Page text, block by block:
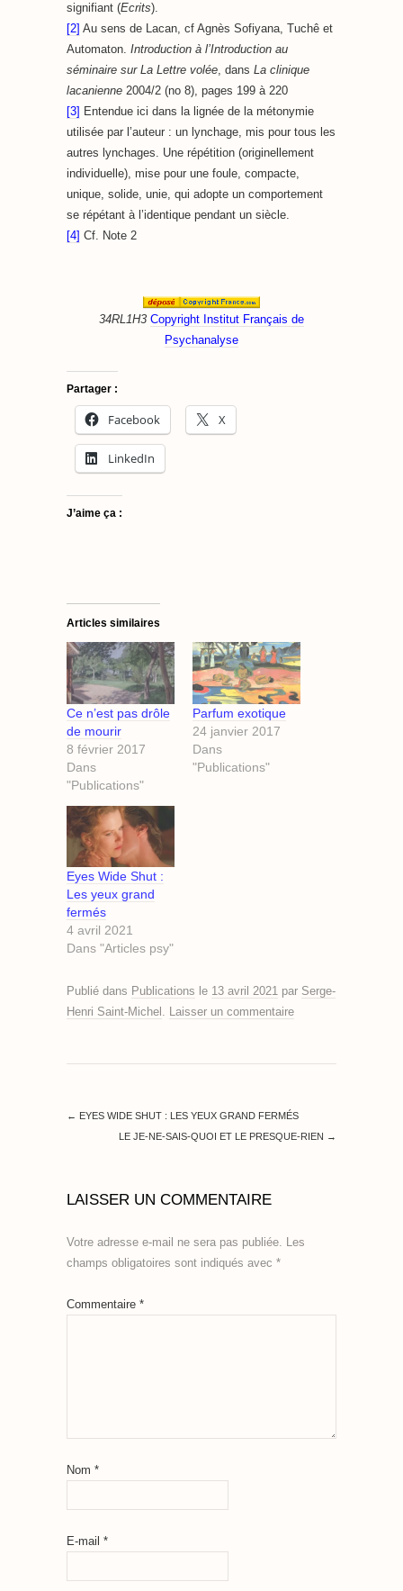
signifiant (Ecrits).
[2] Au sens de Lacan, cf Agnès Sofiyana, Tuchê et
Automaton. Introduction à l’Introduction au
séminaire sur La Lettre volée, dans La clinique
lacanienne 2004/2 (no 8), pages 199 à 220
[3] Entendue ici dans la lignée de la métonymie
utilisée par l’auteur : un lynchage, mis pour tous les
autres lynchages. Une répétition (originellement
individuelle), mise pour une foule, compacte,
unique, solide, unie, qui adopte un comportement
se répétant à l’identique pendant un siècle.
[4] Cf. Note 2
34RL1H3 Copyright Institut Français de
Psychanalyse
Partager :
Facebook X
LinkedIn
J’aime ça :
Articles similaires
Ce n’est pas drôle
de mourir
8 février 2017
Dans
"Publications"
Parfum exotique
24 janvier 2017
Dans
"Publications"
Eyes Wide Shut :
Les yeux grand
fermés
4 avril 2021
Dans "Articles psy"
Publié dans Publications le 13 avril 2021 par Serge-
Henri Saint-Michel . Laisser un commentaire
← EYES WIDE SHUT : LES YEUX GRAND FERMÉS
LE JE-NE-SAIS-QUOI ET LE PRESQUE-RIEN →
LAISSER UN COMMENTAIRE
Votre adresse e-mail ne sera pas publiée. Les
champs obligatoires sont indiqués avec *
Commentaire *
Nom *
E-mail *